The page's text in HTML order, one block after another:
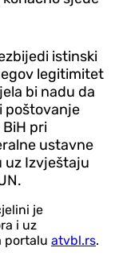
istinski
legitimitet
bi nadu da
poštovanje
pri
ustavne
uz Izvještaju
je
i uz
portalu atvbl.rs.